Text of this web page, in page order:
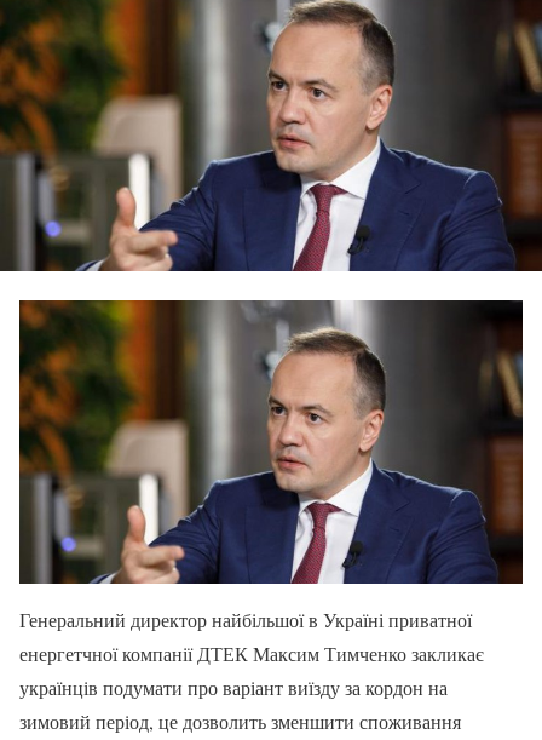
Генеральний директор найбільшої в Україні приватної
енергетчної компанії ДТЕК Максим Тимченко закликає
українців подумати про варіант виїзду за кордон на
зимовий період, це дозволить зменшити споживання